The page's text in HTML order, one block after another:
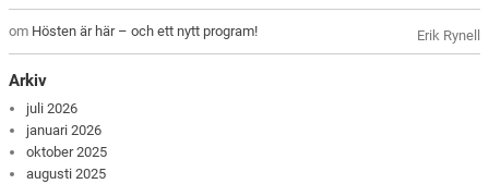
Erik Rynell
om Hösten är här – och ett nytt program!
Arkiv
juli 2026
januari 2026
oktober 2025
augusti 2025